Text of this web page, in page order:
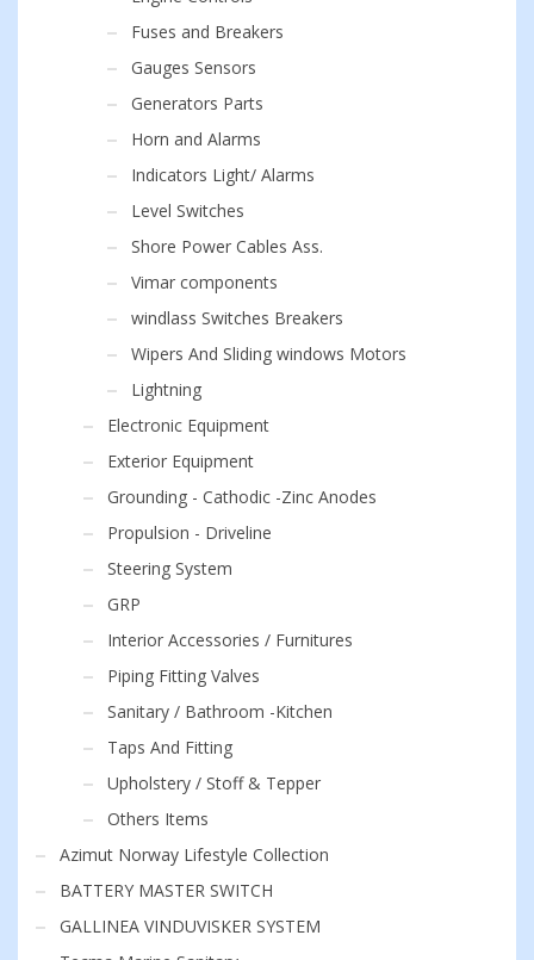
Fuses and Breakers
Gauges Sensors
Generators Parts
Horn and Alarms
Indicators Light/ Alarms
Level Switches
Shore Power Cables Ass.
Vimar components
windlass Switches Breakers
Wipers And Sliding windows Motors
Lightning
Electronic Equipment
Exterior Equipment
Grounding - Cathodic -Zinc Anodes
Propulsion - Driveline
Steering System
GRP
Interior Accessories / Furnitures
Piping Fitting Valves
Sanitary / Bathroom -Kitchen
Taps And Fitting
Upholstery / Stoff & Tepper
Others Items
Azimut Norway Lifestyle Collection
BATTERY MASTER SWITCH
GALLINEA VINDUVISKER SYSTEM